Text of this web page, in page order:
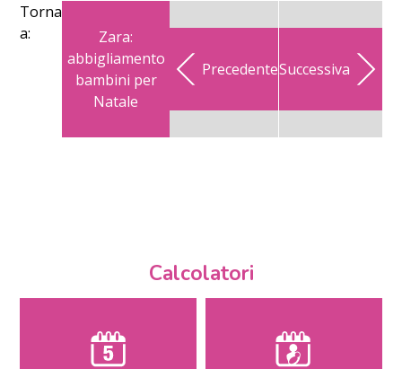
Torna
a:
Zara:
abbigliamento
bambini per
Natale
PrecedenteSuccessiva
Calcolatori